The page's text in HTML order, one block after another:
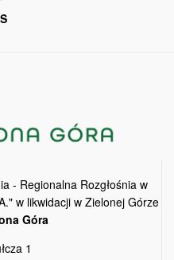
- Regionalna Rozgłośnia w
w likwidacji w Zielonej Górze
Góra
1